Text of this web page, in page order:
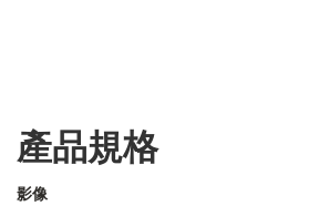
產品規格
影像